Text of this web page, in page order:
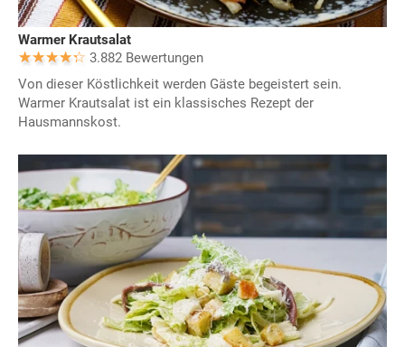
Warmer Krautsalat
3.882 Bewertungen
Von dieser Köstlichkeit werden Gäste begeistert sein.
Warmer Krautsalat ist ein klassisches Rezept der
Hausmannskost.